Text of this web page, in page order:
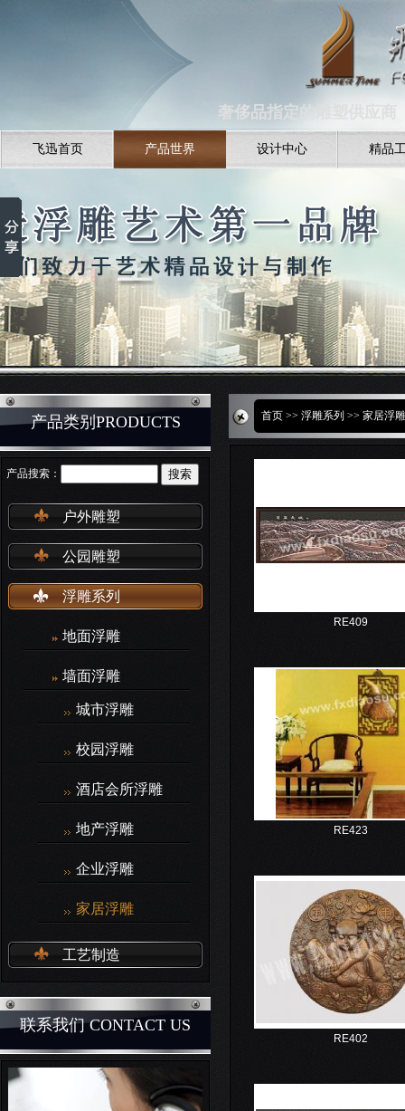
奢侈品指定的雕塑供应
飞迅首页 产品世界 设计中心 精品
产品类别PRODUCTS
产品搜索：
户外雕塑
公园雕塑
浮雕系列
地面浮雕
墙面浮雕
城市浮雕
校园浮雕
酒店会所浮雕
地产浮雕
企业浮雕
家居浮雕
工艺制造
联系我们 CONTACT US
首页 >> 浮雕系列 >> 家居浮雕
RE409
RE423
RE402